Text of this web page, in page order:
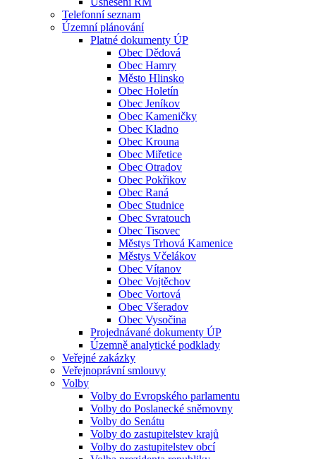
Telefonní seznam
Územní plánování
Platné dokumenty ÚP
Obec Dědová
Obec Hamry
Město Hlinsko
Obec Holetín
Obec Jeníkov
Obec Kameničky
Obec Kladno
Obec Krouna
Obec Miřetice
Obec Otradov
Obec Pokřikov
Obec Raná
Obec Studnice
Obec Svratouch
Obec Tisovec
Městys Trhová Kamenice
Městys Včelákov
Obec Vítanov
Obec Vojtěchov
Obec Vortová
Obec Všeradov
Obec Vysočina
Projednávané dokumenty ÚP
Územně analytické podklady
Veřejné zakázky
Veřejnoprávní smlouvy
Volby
Volby do Evropského parlamentu
Volby do Poslanecké sněmovny
Volby do Senátu
Volby do zastupitelstev krajů
Volby do zastupitelstev obcí